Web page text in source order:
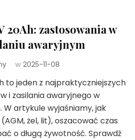
20Ah: zastosowania w
awaryjnym
w 2025-11-08
to jeden z najpraktyczniejszych
i zasilania awaryjnego w
W artykule wyjaśniamy, jak
żel, lit), oszacować czas
o długą żywotność. Sprawdź